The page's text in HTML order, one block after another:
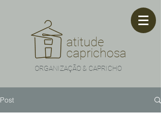
atitude
caprichosa
ORGANIZAÇÃO & CAPRICHO
Post